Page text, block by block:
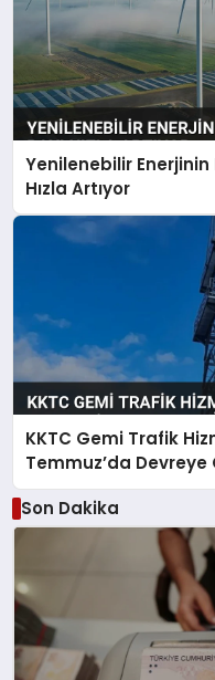
Yenilenebilir
Hızla Artıyor
KKTC Gemi Trafik
Temmuz’da Devreye
Son Dakika